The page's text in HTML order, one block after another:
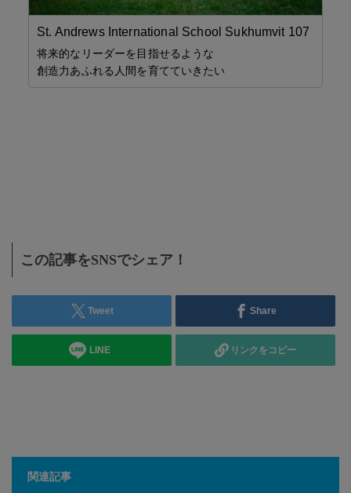
St. Andrews International School Sukhumvit 107
将来的なリーダーを目指せるような
創造力あふれる人間を育てていきたい
この記事をSNSでシェア！
Tweet Share
LINE リンクをコピー
関連記事